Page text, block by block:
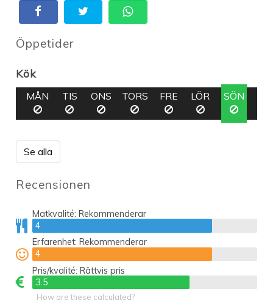
Öppetider
Kök
MÅN TIS ONS TORS FRE LÖR SÖN
Se alla
Recensionen
Matkvalité:Rekommenderar
4
4
Erfarenhet: Rekommenderar
4
4
Pris/kvalité:Rättvis pris
3.5
3.5
How are these calculated?